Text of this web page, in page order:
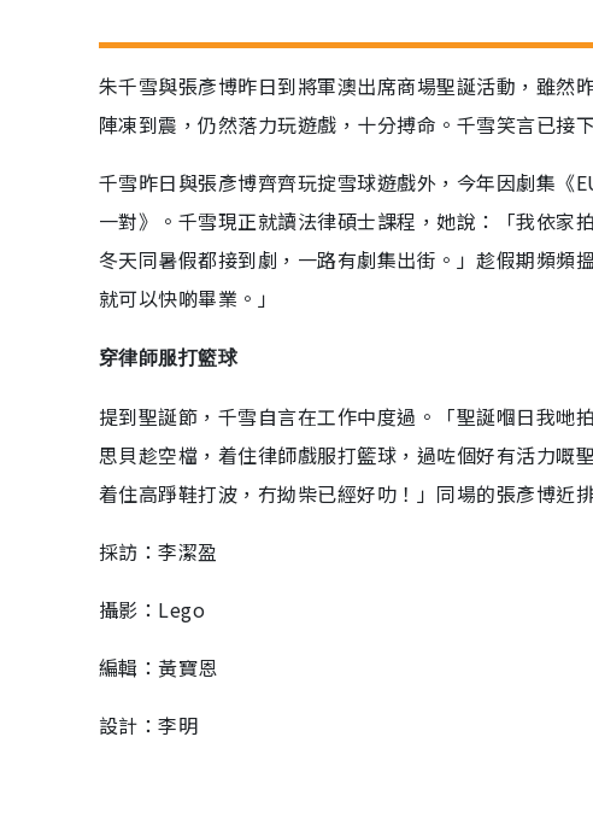
朱千雪與張彥博昨日到將軍澳出席商場聖誕活動，雖然
陣凍到震，仍然落力玩遊戲，十分搏命。千雪笑言已接
千雪昨日與張彥博齊齊玩掟雪球遊戲外，今年因劇集《
一對》。千雪現正就讀法律碩士課程，她說：「我依家
冬天同暑假都接到劇，一路有劇集出街。」趁假期頻頻
就可以快啲畢業。」
穿律師服打籃球
提到聖誕節，千雪自言在工作中度過。「聖誕嗰日我哋
思貝趁空檔，着住律師戲服打籃球，過咗個好有活力嘅
着住高踭鞋打波，冇拗柴已經好叻！」同場的張彥博近
採訪：李潔盈
攝影：Lego
編輯：黃寶恩
設計：李明